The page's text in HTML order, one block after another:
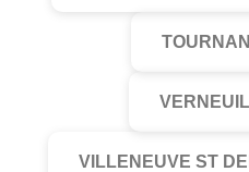
VILLENEUVE ST